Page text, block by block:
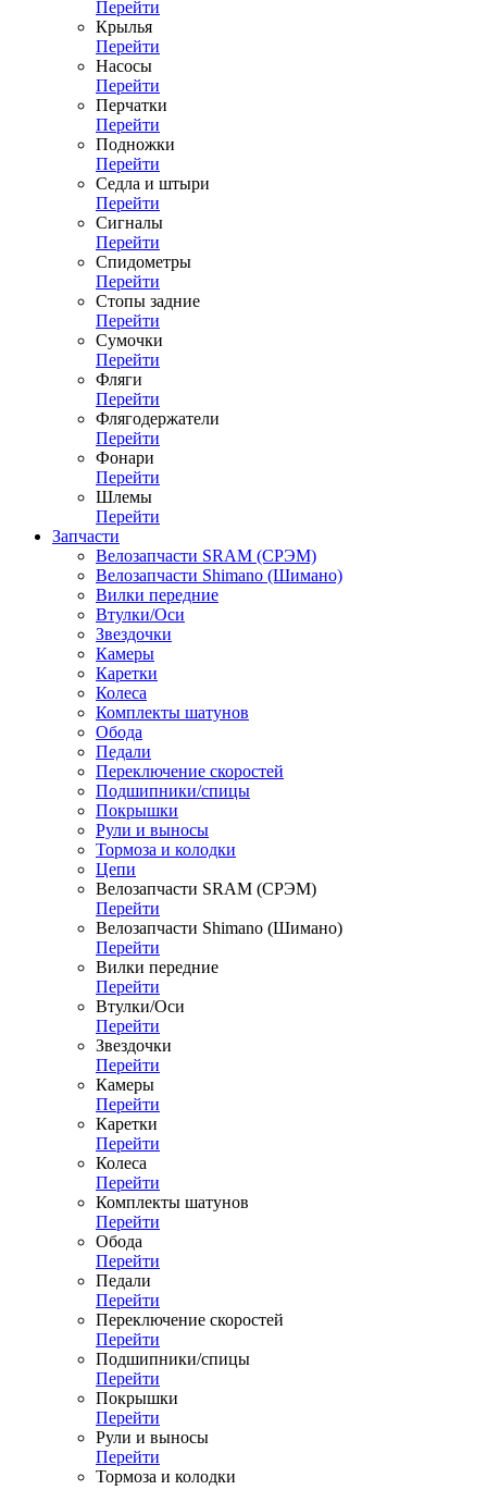
Перейти
Крылья
Перейти
Насосы
Перейти
Перчатки
Перейти
Подножки
Перейти
Седла и штыри
Перейти
Сигналы
Перейти
Спидометры
Перейти
Стопы задние
Перейти
Сумочки
Перейти
Фляги
Перейти
Флягодержатели
Перейти
Фонари
Перейти
Шлемы
Перейти
Запчасти
Велозапчасти SRAM (СРЭМ)
Велозапчасти Shimano (Шимано)
Вилки передние
Втулки/Оси
Звездочки
Камеры
Каретки
Колеса
Комплекты шатунов
Обода
Педали
Переключение скоростей
Подшипники/спицы
Покрышки
Рули и выносы
Тормоза и колодки
Цепи
Велозапчасти SRAM (СРЭМ)
Перейти
Велозапчасти Shimano (Шимано)
Перейти
Вилки передние
Перейти
Втулки/Оси
Перейти
Звездочки
Перейти
Камеры
Перейти
Каретки
Перейти
Колеса
Перейти
Комплекты шатунов
Перейти
Обода
Перейти
Педали
Перейти
Переключение скоростей
Перейти
Подшипники/спицы
Перейти
Покрышки
Перейти
Рули и выносы
Перейти
Тормоза и колодки